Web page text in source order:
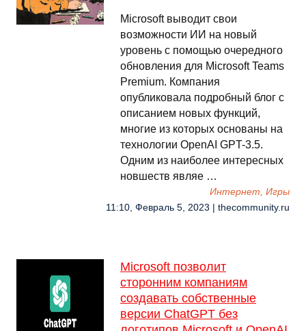
Microsoft выводит свои
возможности ИИ на новый
уровень с помощью очередного
обновления для Microsoft Teams
Premium. Компания
опубликовала подробный блог с
описанием новых функций,
многие из которых основаны на
технологии OpenAI GPT-3.5.
Одним из наиболее интересных
новшеств являе …
Интернет, Игры
11:10, Февраль 5, 2023 | thecommunity.ru
Microsoft позволит
сторонним компаниям
создавать собственные
версии ChatGPT без